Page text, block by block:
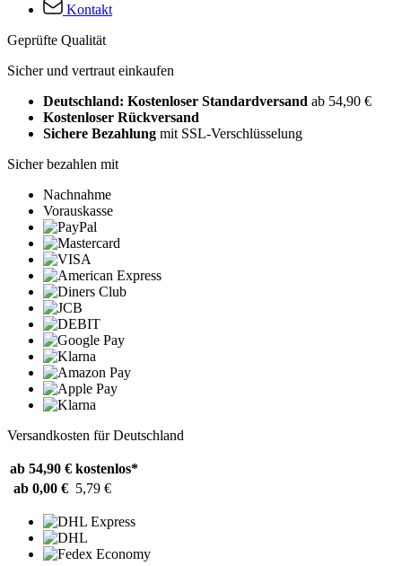
Kontakt
Geprüfte Qualität
Sicher und vertraut einkaufen
Deutschland: Kostenloser Standardversand ab 54,90 €
Kostenloser Rückversand
Sichere Bezahlung mit SSL-Verschlüsselung
Sicher bezahlen mit
Nachnahme
Vorauskasse
Versandkosten für Deutschland
ab 54,90 € kostenlos*
ab 0,00 € 5,79 €